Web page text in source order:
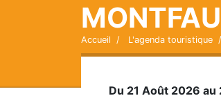
Accueil L'agenda touristique
Du 21 Août 2026